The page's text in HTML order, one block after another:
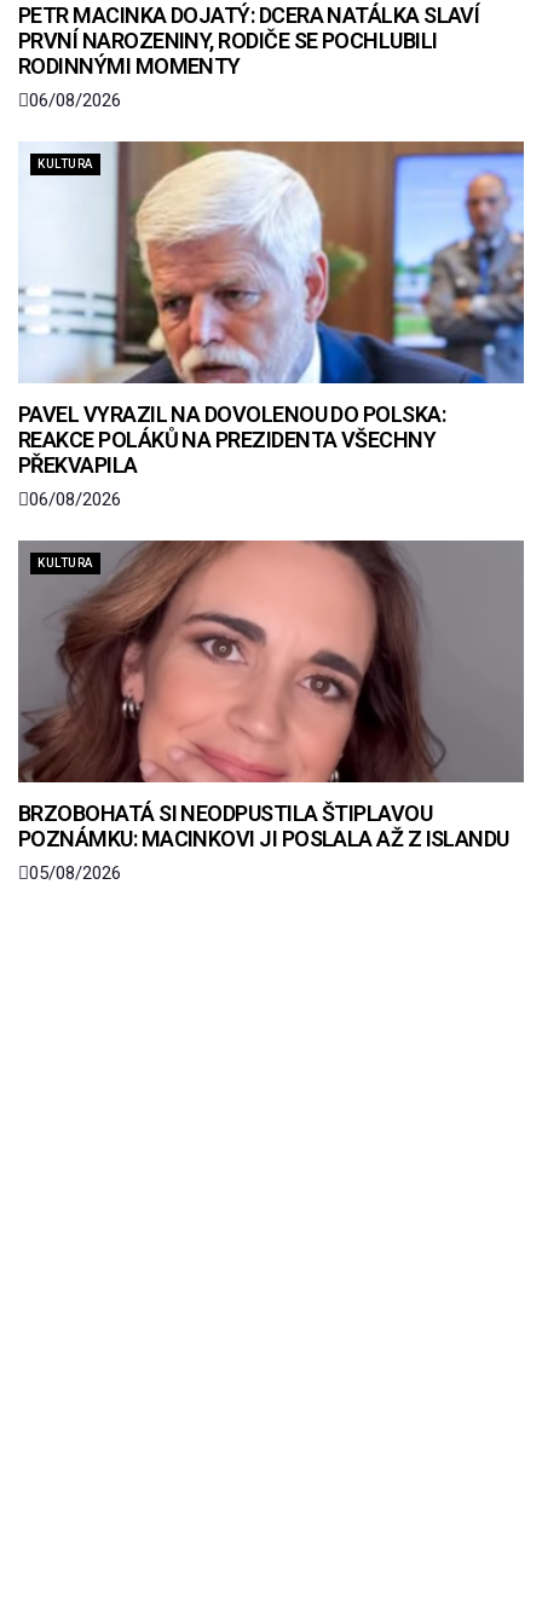
PETR MACINKA DOJATÝ: DCERA NATÁLKA SLAVÍ
PRVNÍ NAROZENINY, RODIČE SE POCHLUBILI
RODINNÝMI MOMENTY
06/08/2026
KULTURA
PAVEL VYRAZIL NA DOVOLENOU DO POLSKA:
REAKCE POLÁKŮ NA PREZIDENTA VŠECHNY
PŘEKVAPILA
06/08/2026
KULTURA
BRZOBOHATÁ SI NEODPUSTILA ŠTIPLAVOU
POZNÁMKU: MACINKOVI JI POSLALA AŽ Z ISLANDU
05/08/2026